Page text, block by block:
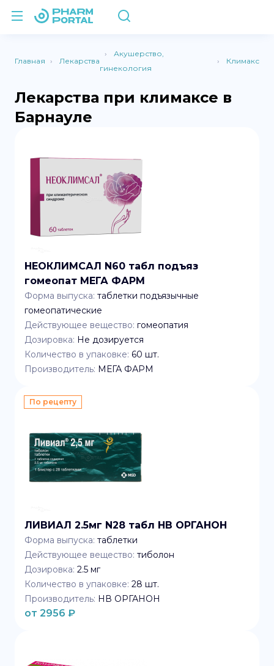
Главная Лекарства
Акушерство,
гинекология
Климакс
Лекарства при климаксе в
Барнауле
НЕОКЛИМСАЛ N60 табл подъяз
гомеопат МЕГА ФАРМ
Форма выпуска: таблетки подъязычные
гомеопатические
Действующее вещество: гомеопатия
Дозировка: Не дозируется
Количество в упаковке: 60 шт.
Производитель: МЕГА ФАРМ
По рецепту
ЛИВИАЛ 2.5мг N28 табл НВ ОРГАНОН
Форма выпуска: таблетки
Действующее вещество: тиболон
Дозировка: 2.5 мг
Количество в упаковке: 28 шт.
Производитель: НВ ОРГАНОН
от 2956 ₽